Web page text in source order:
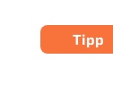
Tipp